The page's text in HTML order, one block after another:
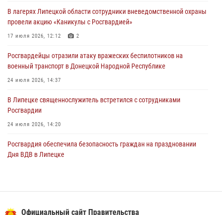
Росгвардия противодействует БПЛА ВСУ на южном направлении
(видео)
03 августа 2026, 13:39
В лагерях Липецкой области сотрудники вневедомственной охраны
провели акцию «Каникулы с Росгвардией»
17 июля 2026, 12:12 2
Росгвардейцы отразили атаку вражеских беспилотников на
военный транспорт в Донецкой Народной Республике
24 июля 2026, 14:37
В Липецке священнослужитель встретился с сотрудниками
Росгвардии
24 июля 2026, 14:20
Росгвардия обеспечила безопасность граждан на праздновании
Дня ВДВ в Липецке
28 июля 2026, 14:38 4
Официальный сайт Правительства